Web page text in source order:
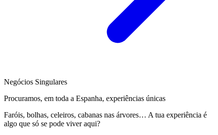
Negócios Singulares
Procuramos, em toda a Espanha, experiências únicas
Faróis, bolhas, celeiros, cabanas nas árvores… A tua experiência é
algo que só se pode viver aqui?